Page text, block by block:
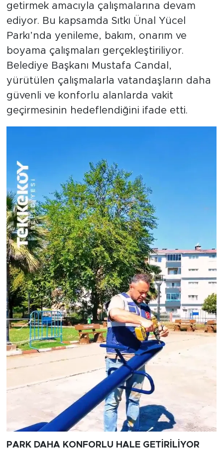
getirmek amacıyla çalışmalarına devam
ediyor. Bu kapsamda Sıtkı Ünal Yücel
Parkı’nda yenileme, bakım, onarım ve
boyama çalışmaları gerçekleştiriliyor.
Belediye Başkanı Mustafa Candal,
yürütülen çalışmalarla vatandaşların daha
güvenli ve konforlu alanlarda vakit
geçirmesinin hedeflendiğini ifade etti.
PARK DAHA KONFORLU HALE GETİRİLİYOR